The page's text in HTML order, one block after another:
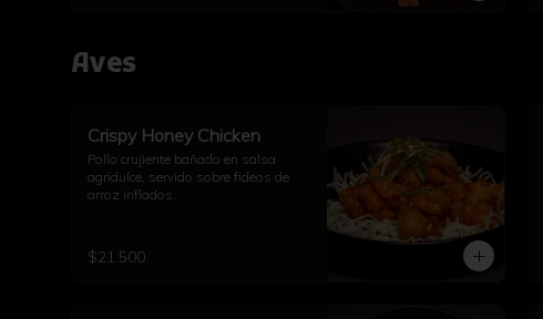
Aves
Crispy Honey Chicken
Pollo crujiente bañado en salsa
agridulce, servido sobre fideos de
arroz inflados.
$21.500